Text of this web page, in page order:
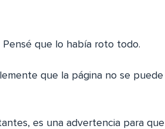
que lo había roto todo.
que la página no se puede
es una advertencia para que